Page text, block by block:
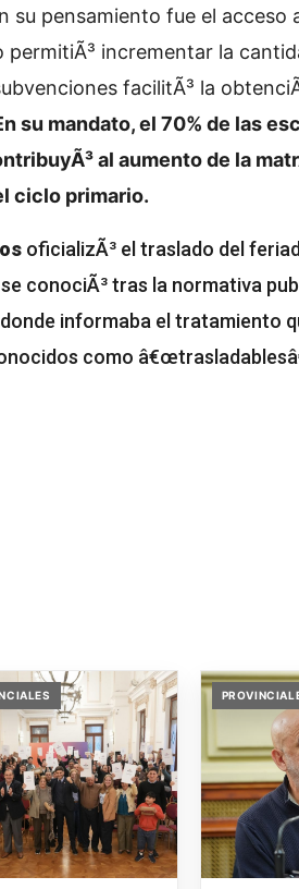
pensamiento fue el acceso
permitiÃ³ incrementar la
facilitÃ³ la
su mandato, el 70% de las
al aumento de la
ciclo primario.
oficializÃ³ el traslado del
conociÃ³ tras la normativa
informaba el tratamiento
como